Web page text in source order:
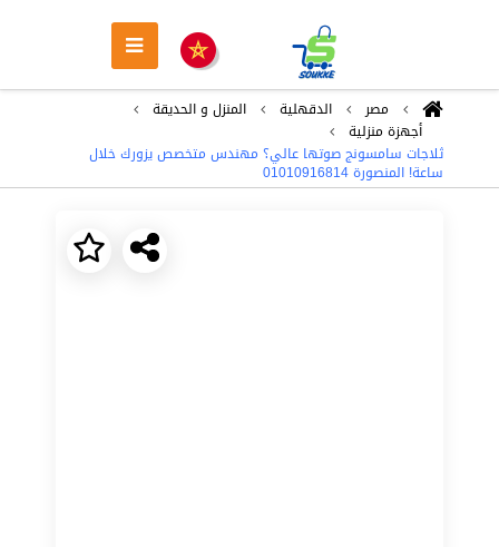
مصر الدقهلية
المنزل و الحديقة
أجهزة منزلية
ثلاجات سامسونج صوتها عالي؟ مهندس متخصص يزورك خلال
ساعة! المنصورة 01010916814